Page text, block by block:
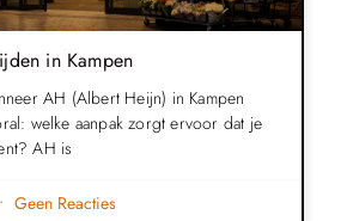
in Kampen
AH (Albert Heijn) in Kampen
welke aanpak zorgt ervoor dat je
AH is
Geen Reacties